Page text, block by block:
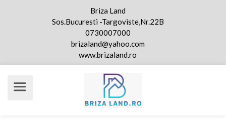
Briza Land
Sos.Bucuresti -Targoviste,Nr.22B
0730007000
brizaland@yahoo.com
www.brizaland.ro